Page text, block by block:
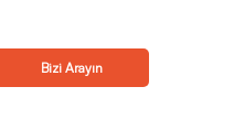
Bizi Arayın